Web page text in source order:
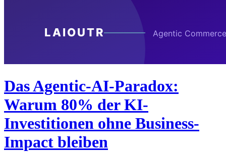
Das Agentic-AI-Paradox:
Warum 80% der KI-
Investitionen ohne Business-
Impact bleiben